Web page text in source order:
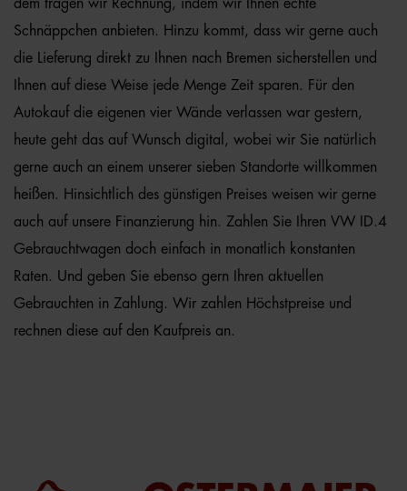
dem tragen wir Rechnung, indem wir Ihnen echte
Schnäppchen anbieten. Hinzu kommt, dass wir gerne auch
die Lieferung direkt zu Ihnen nach Bremen sicherstellen und
Ihnen auf diese Weise jede Menge Zeit sparen. Für den
Autokauf die eigenen vier Wände verlassen war gestern,
heute geht das auf Wunsch digital, wobei wir Sie natürlich
gerne auch an einem unserer sieben Standorte willkommen
heißen. Hinsichtlich des günstigen Preises weisen wir gerne
auch auf unsere Finanzierung hin. Zahlen Sie Ihren VW ID.4
Gebrauchtwagen doch einfach in monatlich konstanten
Raten. Und geben Sie ebenso gern Ihren aktuellen
Gebrauchten in Zahlung. Wir zahlen Höchstpreise und
rechnen diese auf den Kaufpreis an.